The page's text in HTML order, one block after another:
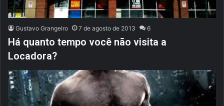
Gustavo Grangeiro 7 de agosto de 2013 6
Há quanto tempo você não visita a
Locadora?